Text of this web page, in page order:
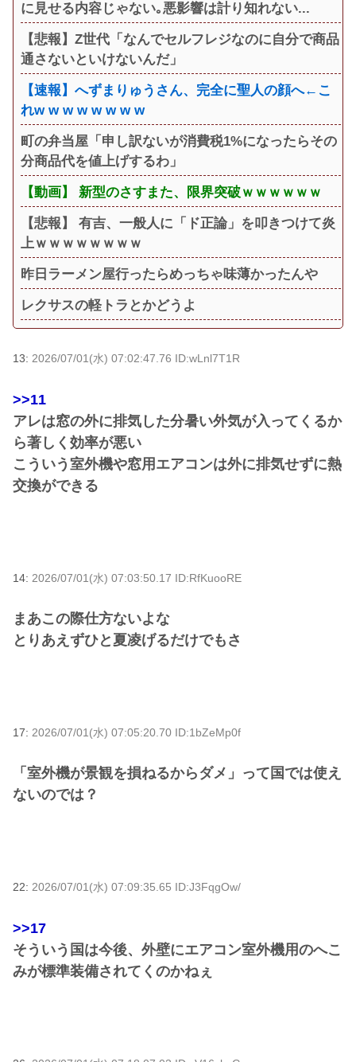
に見せる内容じゃない｡悪影響は計り知れない...
【悲報】Z世代「なんでセルフレジなのに自分で商品
通さないといけないんだ」
【速報】へずまりゅうさん、完全に聖人の顔へ←こ
れw w w w w w w w
町の弁当屋「申し訳ないが消費税1%になったらその
分商品代を値上げするわ」
【動画】 新型のさすまた、限界突破ｗｗｗｗｗｗ
【悲報】 有吉、一般人に「ド正論」を叩きつけて炎
上ｗｗｗｗｗｗｗｗ
昨日ラーメン屋行ったらめっちゃ味薄かったんや
レクサスの軽トラとかどうよ
13: 2026/07/01(水) 07:02:47.76 ID:wLnl7T1R
>>11
アレは窓の外に排気した分暑い外気が入ってくるか
ら著しく効率が悪い
こういう室外機や窓用エアコンは外に排気せずに熱
交換ができる
14: 2026/07/01(水) 07:03:50.17 ID:RfKuooRE
まあこの際仕方ないよな
とりあえずひと夏凌げるだけでもさ
17: 2026/07/01(水) 07:05:20.70 ID:1bZeMp0f
「室外機が景観を損ねるからダメ」って国では使え
ないのでは？
22: 2026/07/01(水) 07:09:35.65 ID:J3FqgOw/
>>17
そういう国は今後、外壁にエアコン室外機用のへこ
みが標準装備されてくのかねぇ